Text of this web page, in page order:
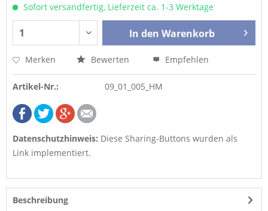
Sofort versandfertig, Lieferzeit ca. 1-3 Werktage
In den Warenkorb
Merken Bewerten Empfehlen
Artikel-Nr.: 09_01_005_HM
Datenschutzhinweis: Diese Sharing-Buttons wurden als
Link implementiert.
Beschreibung